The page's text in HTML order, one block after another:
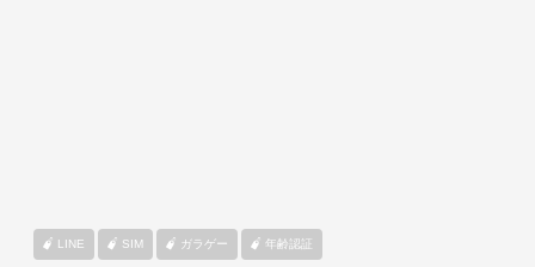
LINE SIM ガラゲー 年齢認証